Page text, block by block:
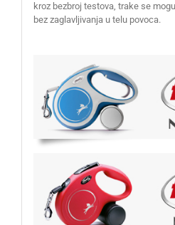
kroz bezbroj testova, trake se
bez zaglavljivanja u telu povoca.